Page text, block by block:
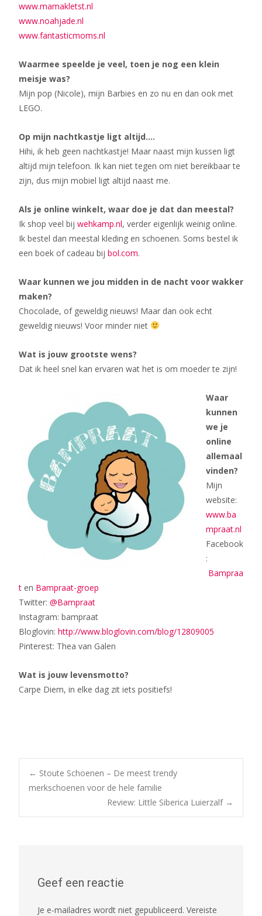
www.mamakletst.nl
www.noahjade.nl
www.fantasticmoms.nl
Waarmee speelde je veel, toen je nog een klein
meisje was?
Mijn pop (Nicole), mijn Barbies en zo nu en dan ook met
LEGO.
Op mijn nachtkastje ligt altijd….
Hihi, ik heb geen nachtkastje! Maar naast mijn kussen ligt
altijd mijn telefoon. Ik kan niet tegen om niet bereikbaar te
zijn, dus mijn mobiel ligt altijd naast me.
Als je online winkelt, waar doe je dat dan meestal?
Ik shop veel bij wehkamp.nl, verder eigenlijk weinig online.
Ik bestel dan meestal kleding en schoenen. Soms bestel ik
een boek of cadeau bij bol.com.
Waar kunnen we jou midden in de nacht voor wakker
maken?
Chocolade, of geweldig nieuws! Maar dan ook echt
geweldig nieuws! Voor minder niet
Wat is jouw grootste wens?
Dat ik heel snel kan ervaren wat het is om moeder te zijn!
Waar
kunnen
we je
online
allemaal
vinden?
Mijn
website:
www.ba
mpraat.nl
Facebook
:
Bampraa
t en Bampraat-groep
Twitter: @Bampraat
Instagram: bampraat
Bloglovin: http://www.bloglovin.com/blog/12809005
Pinterest: Thea van Galen
Wat is jouw levensmotto?
Carpe Diem, in elke dag zit iets positiefs!
Bericht
navigatie
← Stoute Schoenen – De meest trendy
merkschoenen voor de hele familie
Review: Little Siberica Luierzalf →
Geef een reactie
Je e-mailadres wordt niet gepubliceerd. Vereiste